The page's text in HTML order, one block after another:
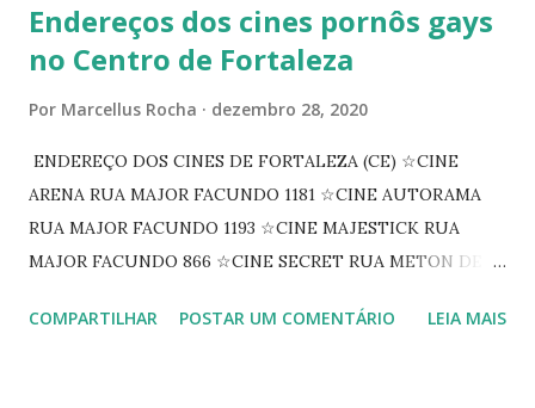
Endereços dos cines pornôs gays
no Centro de Fortaleza
Por Marcellus Rocha dezembro 28, 2020
ENDEREÇO DOS CINES DE FORTALEZA (CE) ☆CINE
ARENA RUA MAJOR FACUNDO 1181 ☆CINE AUTORAMA
RUA MAJOR FACUNDO 1193 ☆CINE MAJESTICK RUA
MAJOR FACUNDO 866 ☆CINE SECRET RUA METON DE
PEIXOTO 1307 ☆CINE IRIS RUA FLORIANO PEIXOTO 1206
COMPARTILHAR POSTAR UM COMENTÁRIO LEIA MAIS